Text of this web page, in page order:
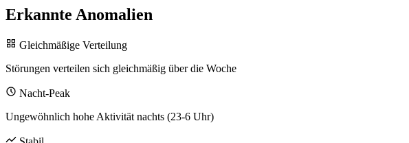
Erkannte Anomalien
Gleichmäßige Verteilung
Störungen verteilen sich gleichmäßig über die Woche
Nacht-Peak
Ungewöhnlich hohe Aktivität nachts (23-6 Uhr)